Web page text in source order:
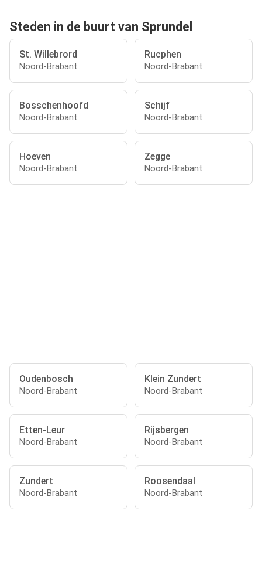
Steden in de buurt van Sprundel
St. Willebrord
Noord-Brabant
Rucphen
Noord-Brabant
Bosschenhoofd
Noord-Brabant
Schijf
Noord-Brabant
Hoeven
Noord-Brabant
Zegge
Noord-Brabant
Oudenbosch
Noord-Brabant
Klein Zundert
Noord-Brabant
Etten-Leur
Noord-Brabant
Rijsbergen
Noord-Brabant
Zundert
Noord-Brabant
Roosendaal
Noord-Brabant